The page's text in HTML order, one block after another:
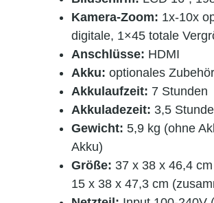
Kamera-Zoom: 1x-10x
digitale, 1×45 totale
Anschlüsse: HDMI
Akku: optionales Zubehör
Akkulaufzeit: 7 Stunden
Akkuladezeit: 3,5
Gewicht: 5,9 kg (ohne
Akku)
Größe: 37 x 38 x 46,4
15 x 38 x 47,3 cm